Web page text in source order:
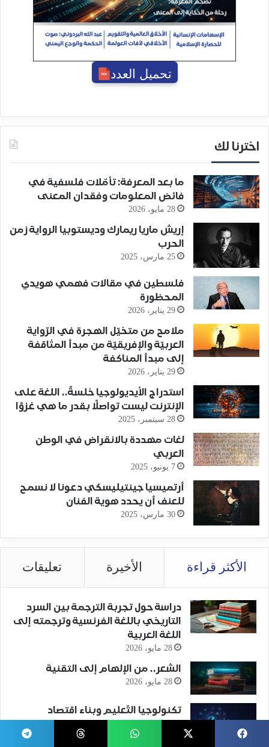
تحميل العدد
اخترنا لك
ما بعد المعرفة: تأمّلات فلسفية في
فائض المعلومات وفقدان المعنى
28 مايو، 2026
إريش ماريا ريمارك وديستوبيا الرواية زمن
الحرب
25 مارس، 2025
فلسطين في مقالات فهمي هويدي
المحظورة
29 يناير، 2026
ملامح من متخيّل الهجرة في الرّواية
العربيّة والإفريقيّة من مبدأ المثاقفة
إلى مبدأ المناكفة
29 يناير، 2026
استدراج الأيديولوجيا خلسةً.. اللغة على
الإنترنت ليست تواصلًا بقدر ما هي غزوًا
28 سبتمبر، 2025
لغات مهددة بالانقراض في الوطن
العربي
7 يونيو، 2025
أرتميسيا جينتيليسكي دعونا لا نسمح
للعنف أن يحدد هوية الفنان
30 مارس، 2025
الأكثر قراءة الأخيرة تعليقات
دراسة حول تجربة الترجمة بين السرد
التاريخي باللغة الفرنسية وترجمته إلى
اللغة العربية
28 مايو، 2026
الشعر.. من الإلهام إلى التقنية
28 مايو، 2026
تكنولوجيا التّعليم وبناء اقتصاد
المعرفة